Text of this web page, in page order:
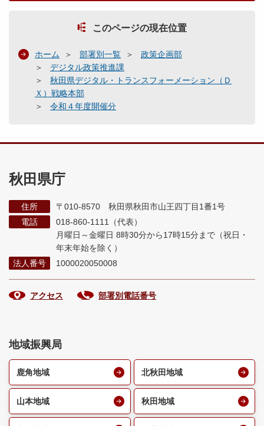
このページの現在位置
ホーム 部署別一覧
政策企画部
デジタル政策推進課
秋田県デジタル・トランスフォーメーション（Ｄ
Ｘ）戦略本部
令和４年度開催分
秋田県庁
住所
〒010-8570 秋田県秋田市山王四丁目1番1号
電話
018-860-1111（代表）
月曜日～金曜日 8時30分から17時15分まで （祝日・
年末年始を除く）
法人番号
1000020050008
アクセス 部署別電話番号
地域振興局
鹿角地域 北秋田地域
山本地域 秋田地域